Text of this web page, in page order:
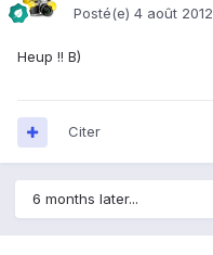
Posté(e) 4 août 2012
Heup !! B)
Citer
6 months later...